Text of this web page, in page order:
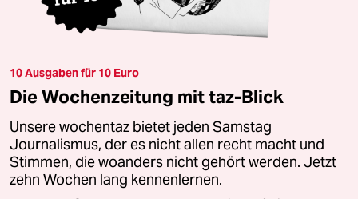
10 Ausgaben für 10 Euro
Die Wochenzeitung mit taz-Blick
Unsere wochentaz bietet jeden Samstag
Journalismus, der es nicht allen recht macht und
Stimmen, die woanders nicht gehört werden. Jetzt
zehn Wochen lang kennenlernen.